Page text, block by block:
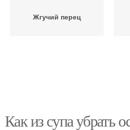
Жгучий перец
Как из супа убрать